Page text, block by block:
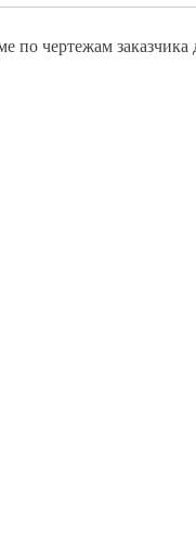
чертежам заказчика